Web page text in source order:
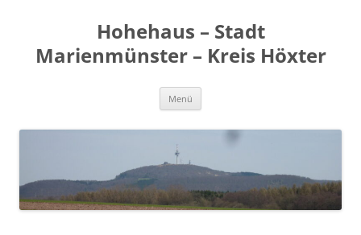
Hohehaus – Stadt
Marienmünster – Kreis Höxter
Menü